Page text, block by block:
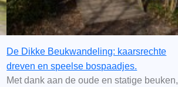
De Dikke Beukwandeling: kaarsrechte
dreven en speelse bospaadjes.
Met dank aan de oude en statige beuken,